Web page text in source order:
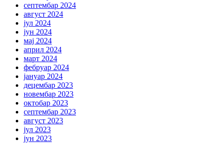
септембар 2024
август 2024
јул 2024
јун 2024
мај 2024
април 2024
март 2024
фебруар 2024
јануар 2024
децембар 2023
новембар 2023
октобар 2023
септембар 2023
август 2023
јул 2023
јун 2023